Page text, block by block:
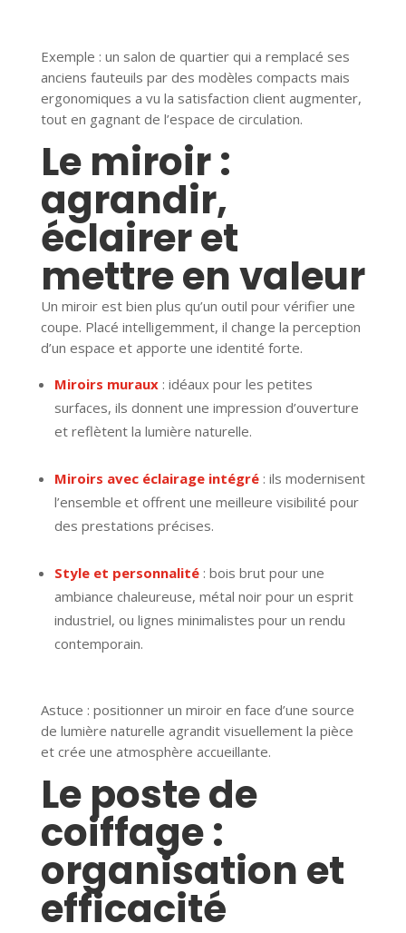
Exemple : un salon de quartier qui a remplacé ses
anciens fauteuils par des modèles compacts mais
ergonomiques a vu la satisfaction client augmenter,
tout en gagnant de l’espace de circulation.
Le miroir :
agrandir,
éclairer et
mettre en valeur
Un miroir est bien plus qu’un outil pour vérifier une
coupe. Placé intelligemment, il change la perception
d’un espace et apporte une identité forte.
Miroirs muraux: idéaux pour les petites
surfaces, ils donnent une impression d’ouverture
et reflètent la lumière naturelle.
Miroirs avec éclairage intégré: ils modernisent
l’ensemble et offrent une meilleure visibilité pour
des prestations précises.
Style et personnalité: bois brut pour une
ambiance chaleureuse, métal noir pour un esprit
industriel, ou lignes minimalistes pour un rendu
contemporain.
Astuce : positionner un miroir en face d’une source
de lumière naturelle agrandit visuellement la pièce
et crée une atmosphère accueillante.
Le poste de
coiffage :
organisation et
efficacité